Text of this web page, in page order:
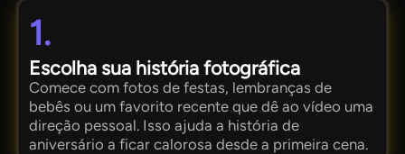
1.
Escolha sua história fotográfica
Comece com fotos de festas, lembranças de
bebês ou um favorito recente que dê ao vídeo uma
direção pessoal. Isso ajuda a história de
aniversário a ficar calorosa desde a primeira cena.